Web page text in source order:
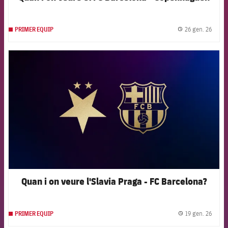
PRIMER EQUIP 26 gen. 26
Quan i on veure l'Slavia Praga - FC Barcelona?
PRIMER EQUIP 19 gen. 26